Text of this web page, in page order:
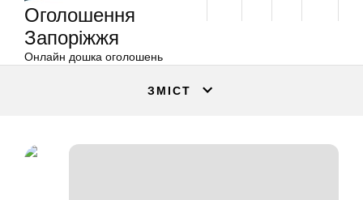
Оголошення
Запоріжжя
Онлайн дошка оголошень
ЗМІСТ